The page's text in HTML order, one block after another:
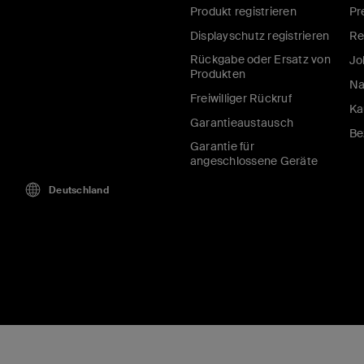
Produkt registrieren
Displayschutz registrieren
Rückgabe oder Ersatz von
Produkten
Freiwilliger Rückruf
Garantieaustausch
Garantie für
angeschlossene Geräte
Deutschland